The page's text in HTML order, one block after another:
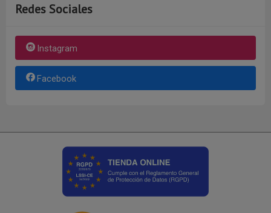
Redes Sociales
Instagram
Facebook